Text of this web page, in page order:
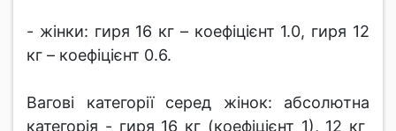
- жінки: гиря 16 кг – коефіцієнт 1.0, гиря 12
кг – коефіцієнт 0.6.
Вагові категорії серед жінок: абсолютна
категорія - гиря 16 кг (коефіцієнт 1), 12 кг